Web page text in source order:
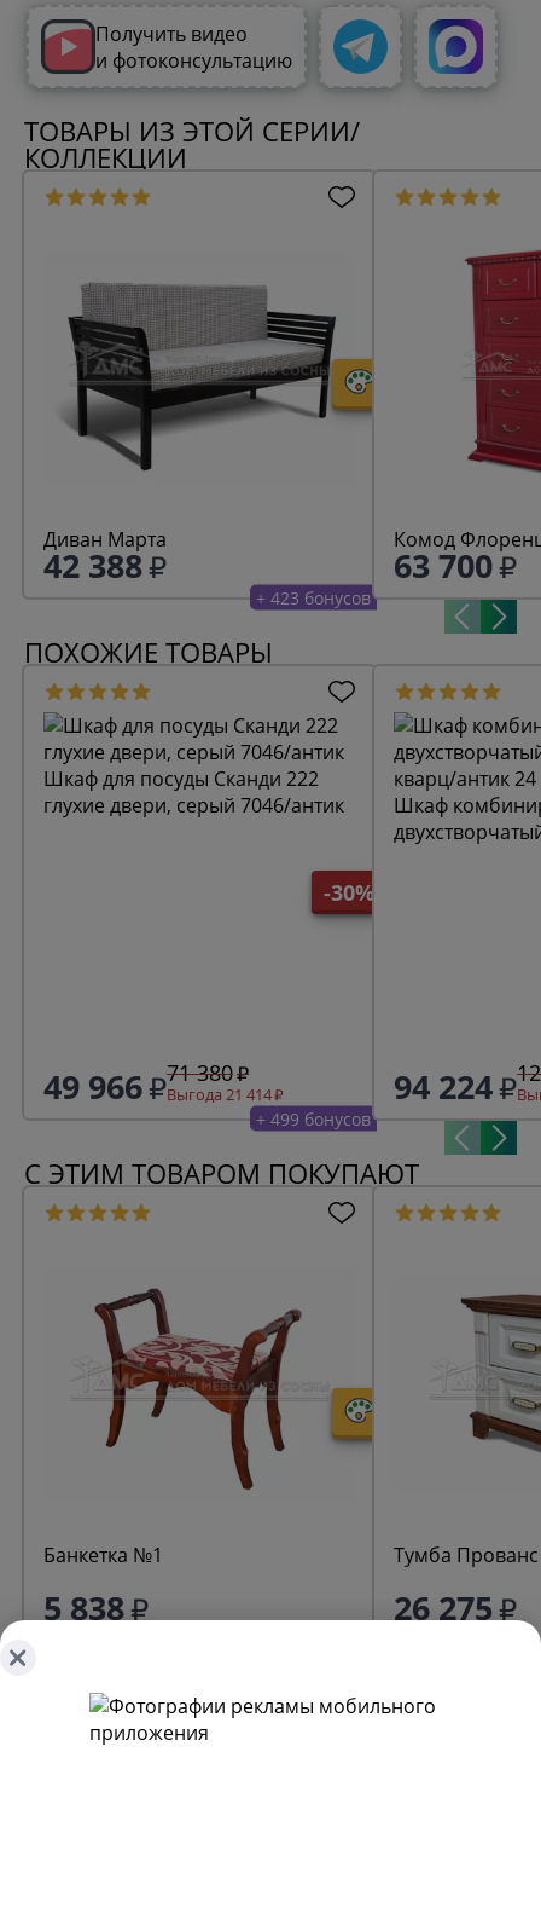
Получить видео
и фотоконсультацию
ТОВАРЫ ИЗ ЭТОЙ СЕРИИ/
КОЛЛЕКЦИИ
Диван Марта
42 388
+ 423 бонусов
Комод
63 700
ПОХОЖИЕ ТОВАРЫ
-30%
Шкаф для посуды Сканди 222
глухие двери, серый 7046/антик
49 966 71 380
Выгода 21 414
+ 499 бонусов
Шкаф
94 224
С ЭТИМ ТОВАРОМ ПОКУПАЮТ
Банкетка №1
5 838
Тумба
26 275
Получайте первыми наши лучшие предложения!